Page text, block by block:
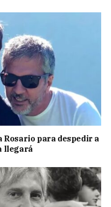
Rosario para despedir a
llegará